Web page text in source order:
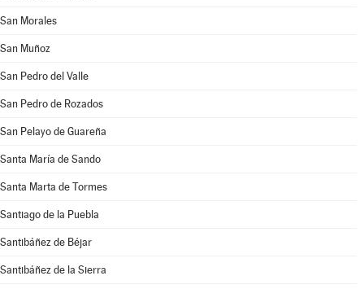
San Morales
San Muñoz
San Pedro del Valle
San Pedro de Rozados
San Pelayo de Guareña
Santa María de Sando
Santa Marta de Tormes
Santiago de la Puebla
Santibáñez de Béjar
Santibáñez de la Sierra